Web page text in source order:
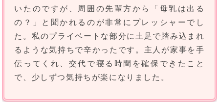
いたのですが、周囲の先輩方から「母乳は出る
の？」と聞かれるのが非常にプレッシャーでし
た。私のプライベートな部分に土足で踏み込まれ
るような気持ちで辛かったです。主人が家事を手
伝ってくれ、交代で寝る時間を確保できたこと
で、少しずつ気持ちが楽になりました。